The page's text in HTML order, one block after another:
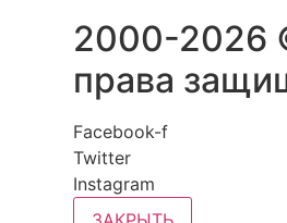
2000-2026
права
Facebook-f
Twitter
Instagram